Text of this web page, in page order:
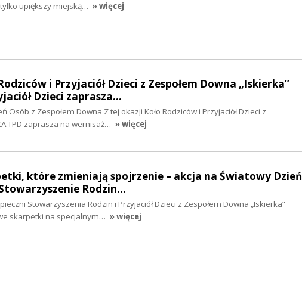
upiększy miejską… » więcej
i Przyjaciół Dzieci z Zespołem Downa „Iskierka”
Dzieci zaprasza…
Osób z Zespołem Downa Z tej okazji Koło Rodziców i Przyjaciół Dzieci z
TPD zaprasza na wernisaż… » więcej
które zmieniają spojrzenie – akcja na Światowy Dzień
Rodzin…
Stowarzyszenia Rodzin i Przyjaciół Dzieci z Zespołem Downa „Iskierka”
skarpetki na specjalnym… » więcej